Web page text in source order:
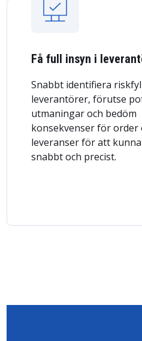
Få full insyn i
Snabbt identifiera
leverantörer, förutse
utmaningar och bedöm
konsekvenser för order
leveranser för att
snabbt och precist.